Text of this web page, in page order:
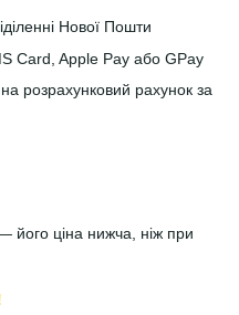
Нової Пошти
Card, Apple Pay або GPay
на розрахунковий рахунок за
його ціна нижча, ніж при